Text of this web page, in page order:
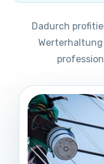
Dadurch